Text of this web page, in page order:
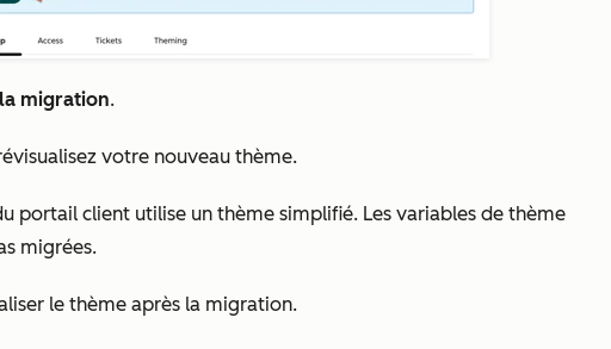
migration.
votre nouveau thème.
portail client utilise un thème simplifié. Les variables de thème
migrées.
le thème après la migration.